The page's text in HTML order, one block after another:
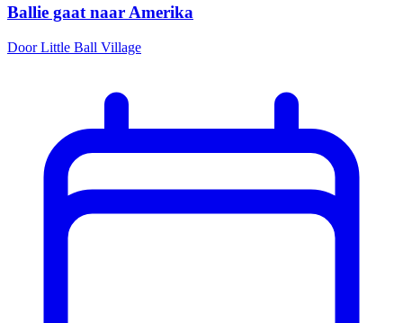
Ballie gaat naar Amerika
Door Little Ball Village